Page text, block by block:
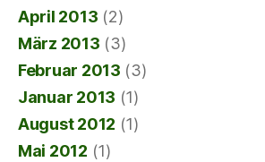
April 2013 (2)
März 2013 (3)
Februar 2013 (3)
Januar 2013 (1)
August 2012 (1)
Mai 2012 (1)